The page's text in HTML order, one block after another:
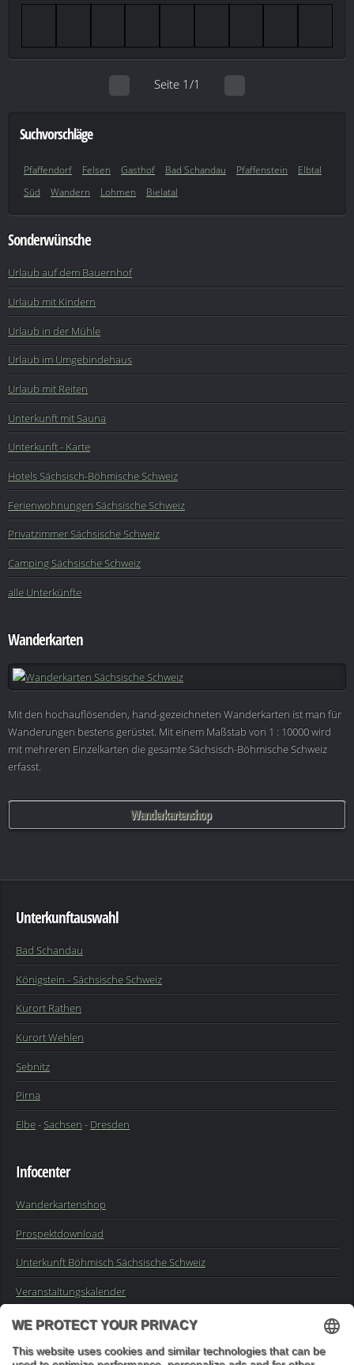
Seite 1/1
Suchvorschläge
Pfaffendorf Felsen Gasthof Bad Schandau Pfaffenstein
Elbtal
Süd
Wandern Lohmen Bielatal
Sonderwünsche
Urlaub auf dem Bauernhof
Urlaub mit Kindern
Urlaub in der Mühle
Urlaub im Umgebindehaus
Urlaub mit Reiten
Unterkunft mit Sauna
Unterkunft - Karte
Hotels Sächsisch-Böhmische Schweiz
Ferienwohnungen Sächsische Schweiz
Privatzimmer Sächsische Schweiz
Camping Sächsische Schweiz
alle Unterkünfte
Wanderkarten
Mit den hochauflösenden, hand-gezeichneten Wanderkarten ist man für
Wanderungen bestens gerüstet. Mit einem Maßstab von 1 : 10000 wird
mit mehreren Einzelkarten die gesamte Sächsisch-Böhmische Schweiz
erfasst.
Wanderkartenshop
Unterkunftauswahl
Bad Schandau
Königstein - Sächsische Schweiz
Kurort Rathen
Kurort Wehlen
Sebnitz
Pirna
Elbe-Sachsen - Dresden
Infocenter
Wanderkartenshop
Prospektdownload
Unterkunft Böhmisch Sächsische Schweiz
Veranstaltungskalender